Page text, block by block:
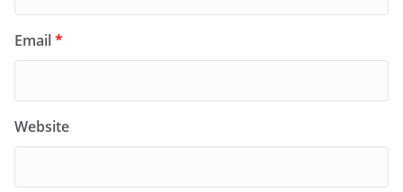
Email*
Website